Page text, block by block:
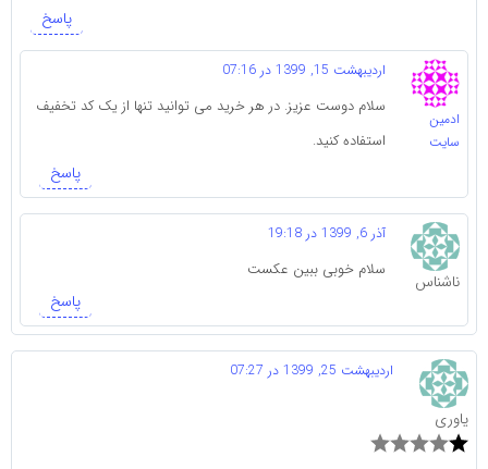
پاسخ
ادمین
سایت
اردیبهشت 15, 1399 در 07:16
سلام دوست عزیز. در هر خرید می توانید تنها از یک کد تخفیف
استفاده کنید.
پاسخ
ناشناس
آذر 6, 1399 در 19:18
سلام خوبی ببین عکست
پاسخ
یاوری
اردیبهشت 25, 1399 در 07:27